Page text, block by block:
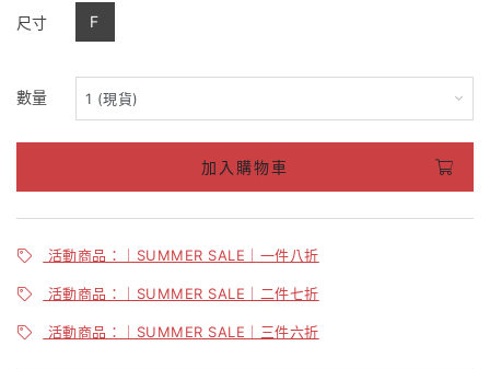
尺寸 F
數量
加入購物車
活動商品：｜SUMMER SALE｜一件八折
活動商品：｜SUMMER SALE｜二件七折
活動商品：｜SUMMER SALE｜三件六折